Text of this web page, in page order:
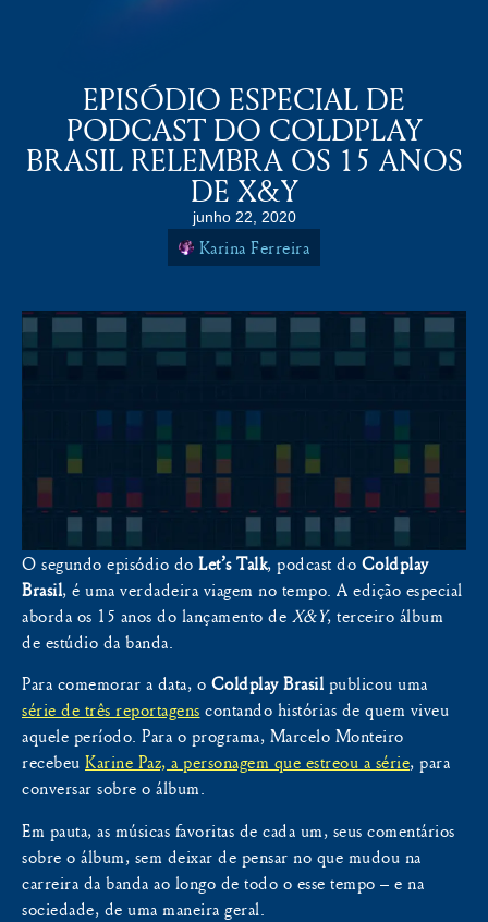
EPISÓDIO ESPECIAL DE
PODCAST DO COLDPLAY
BRASIL RELEMBRA OS 15 ANOS
DE X&Y
junho 22, 2020
Karina Ferreira
O segundo episódio do Let’s Talk, podcast do Coldplay
Brasil, é uma verdadeira viagem no tempo. A edição especial
aborda os 15 anos do lançamento de X&Y, terceiro álbum
de estúdio da banda.
Para comemorar a data, o Coldplay Brasil publicou uma
série de três reportagens contando histórias de quem viveu
aquele período. Para o programa, Marcelo Monteiro
recebeu Karine Paz, a personagem que estreou a série, para
conversar sobre o álbum.
Em pauta, as músicas favoritas de cada um, seus comentários
sobre o álbum, sem deixar de pensar no que mudou na
carreira da banda ao longo de todo o esse tempo – e na
sociedade, de uma maneira geral.